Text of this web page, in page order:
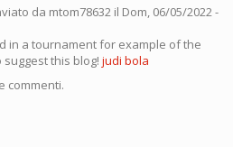
da mtom78632 il Dom, 06/05/2022 -
in a tournament for example of the
suggest this blog! judi bola
commenti.